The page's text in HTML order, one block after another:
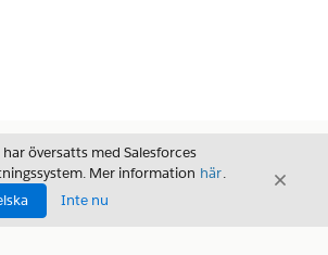
översatts med Salesforces
Mer information här.
Inte nu
Stäng